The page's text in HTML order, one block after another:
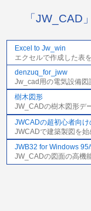
「JW_CAD
Excel to Jw_win
エクセルで作成した表
denzuq_for_jww
Jw_cad用の電気設備図
樹木図形
JW_CADの樹木図形デ
JWCADの超初心者向
JWCADで建築製図を
JWB32 for Windows
JW_CADの図面の高機